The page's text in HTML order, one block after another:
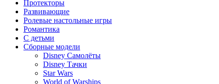
Протекторы
Развивающие
Ролевые настольные игры
Романтика
С детьми
Сборные модели
Disney Самолёты
Disney Тачки
Star Wars
World of Warships